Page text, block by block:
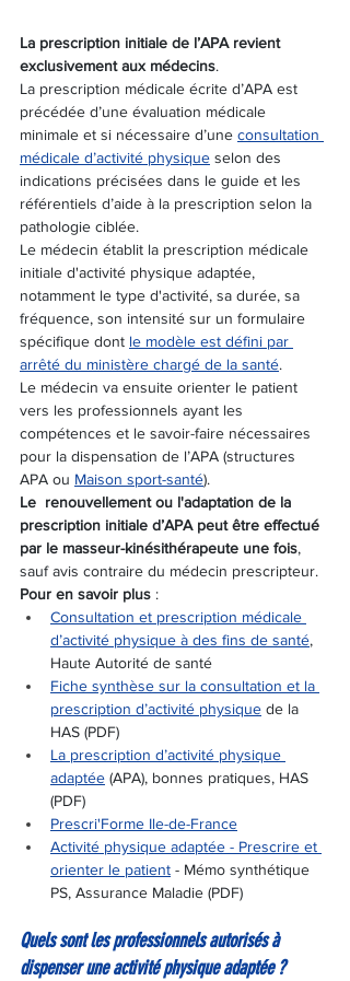
La prescription initiale de l’APA revient
exclusivement aux médecins.
La prescription médicale écrite d’APA est
précédée d’une évaluation médicale
minimale et si nécessaire d’une consultation
médicale d’activité physique selon des
indications précisées dans le guide et les
référentiels d’aide à la prescription selon la
pathologie ciblée.
Le médecin établit la prescription médicale
initiale d'activité physique adaptée,
notamment le type d'activité, sa durée, sa
fréquence, son intensité sur un formulaire
spécifique dont le modèle est défini par
arrêté du ministère chargé de la santé.
Le médecin va ensuite orienter le patient
vers les professionnels ayant les
compétences et le savoir-faire nécessaires
pour la dispensation de l’APA (structures
APA ou Maison sport-santé).
Le  renouvellement ou l'adaptation de la
prescription initiale d’APA peut être effectué
par le masseur-kinésithérapeute une fois,
sauf avis contraire du médecin prescripteur.
Pour en savoir plus :
Consultation et prescription médicale
d’activité physique à des fins de santé,
Haute Autorité de santé
Fiche synthèse sur la consultation et la
prescription d’activité physique de la
HAS (PDF)
La prescription d’activité physique
adaptée (APA), bonnes pratiques, HAS
(PDF)
Prescri'Forme Ile-de-France
Activité physique adaptée - Prescrire et
orienter le patient - Mémo synthétique
PS, Assurance Maladie (PDF)
Quels sont les professionnels autorisés à
dispenser une activité physique adaptée ?